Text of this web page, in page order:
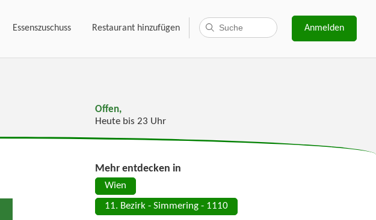
Essenszuschuss Restaurant hinzufügen Anmelden
Offen,
Heute bis 23 Uhr
Mehr entdecken in
Wien
11. Bezirk - Simmering - 1110